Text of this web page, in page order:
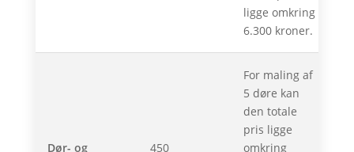
ligge omkring
6.300 kroner.
Dør- og
450
For maling af
5 døre kan
den totale
pris ligge
omkring